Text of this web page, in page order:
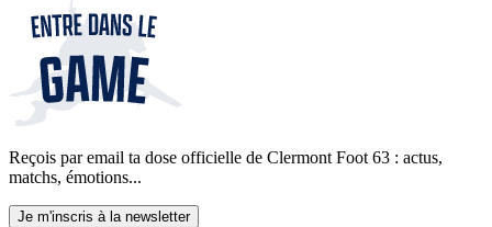
Reçois par email ta dose officielle de Clermont Foot 63 : actus,
matchs, émotions...
Je m'inscris à la newsletter